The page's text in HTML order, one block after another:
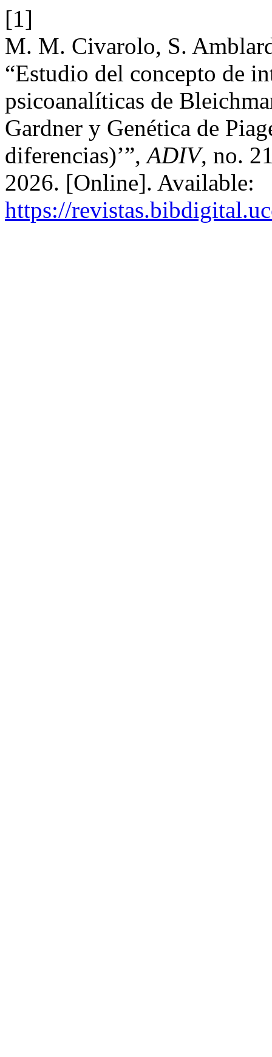
[1]
M. M. Civarolo, S.
“Estudio del concepto de
psicoanalíticas de
Gardner y Genética de
diferencias)’”,ADIV, no.
2026. [Online]. Available:
https://